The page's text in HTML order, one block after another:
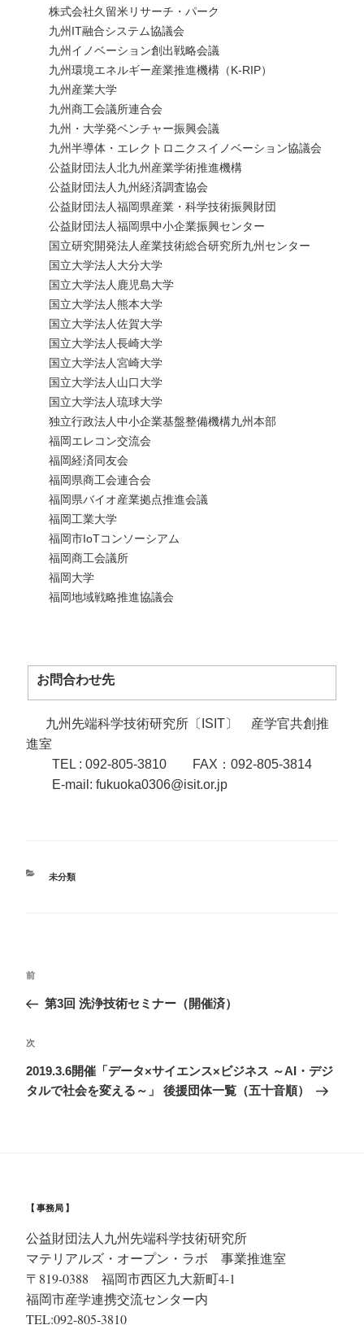
株式会社久留米リサーチ・パーク
九州IT融合システム協議会
九州イノベーション創出戦略会議
九州環境エネルギー産業推進機構（K-RIP）
九州産業大学
九州商工会議所連合会
九州・大学発ベンチャー振興会議
九州半導体・エレクトロニクスイノベーション協議会
公益財団法人北九州産業学術推進機構
公益財団法人九州経済調査協会
公益財団法人福岡県産業・科学技術振興財団
公益財団法人福岡県中小企業振興センター
国立研究開発法人産業技術総合研究所九州センター
国立大学法人大分大学
国立大学法人鹿児島大学
国立大学法人熊本大学
国立大学法人佐賀大学
国立大学法人長崎大学
国立大学法人宮崎大学
国立大学法人山口大学
国立大学法人琉球大学
独立行政法人中小企業基盤整備機構九州本部
福岡エレコン交流会
福岡経済同友会
福岡県商工会連合会
福岡県バイオ産業拠点推進会議
福岡工業大学
福岡市IoTコンソーシアム
福岡商工会議所
福岡大学
福岡地域戦略推進協議会
お問合わせ先
九州先端科学技術研究所〔ISIT〕 産学官共創推
進室
TEL : 092-805-3810 FAX：092-805-3814
E-mail: fukuoka0306@isit.or.jp
カ
未分類
稿
ナ
ー
シ
過
の
稿
前
第3回 洗浄技術セミナー（開催済）
次
稿
次
2019.3.6開催「データ×サイエンス×ビジネス ～AI・デジ
タルで社会を変える～」 後援団体一覧（五十音順）
【 事務局 】
公益財団法人九州先端科学技術研究所
マテリアルズ・オープン・ラボ 事業推進室
〒819-0388 福岡市西区九大新町4-1
福岡市産学連携交流センター内
TEL:092-805-3810